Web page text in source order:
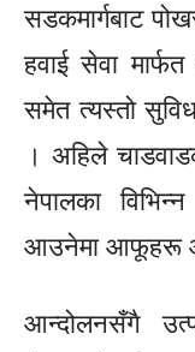
सडकमार्गबाट
हवाई सेवा
समेत त्यस्तो
। अहिले
नेपालका
आउनेमा आफूहरू
आन्दोलनसँगै